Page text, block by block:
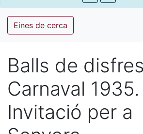
Eines de cerca
Balls de
Carnaval 1935.
Invitació per a